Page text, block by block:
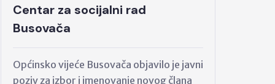
Centar za socijalni rad
Busovača
Općinsko vijeće Busovača objavilo je javni
poziv za izbor i imenovanje novog člana